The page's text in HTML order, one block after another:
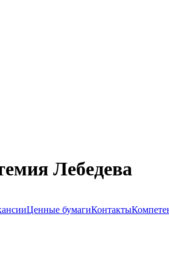
Лебедева
Ценные бумагиКонтакты